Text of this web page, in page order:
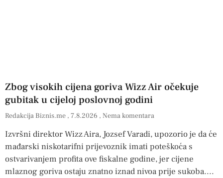
Zbog visokih cijena goriva Wizz Air očekuje
gubitak u cijeloj poslovnoj godini
Redakcija Biznis.me 7.8.2026 Nema komentara
Izvršni direktor Wizz Aira, Jozsef Varadi, upozorio je da će
mađarski niskotarifni prijevoznik imati poteškoća s
ostvarivanjem profita ove fiskalne godine, jer cijene
mlaznog goriva ostaju znatno iznad nivoa prije sukoba.